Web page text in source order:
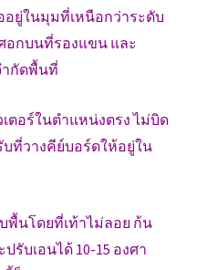
อยู่ในมุมที่เหนือกว่าระดับ
อกบนที่รองแขน และ
ำกัดพื้นที่
ตอร์ในตำแหน่งตรง ไม่บิด
ที่วางคีย์บอร์ดให้อยู่ใน
พื้นโดยที่เท้าไม่ลอย ก้น
รับเอนได้ 10-15 องศา